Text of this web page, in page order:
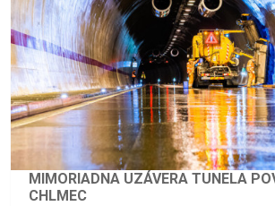
MIMORIADNA UZÁVERA TUNELA
CHLMEC